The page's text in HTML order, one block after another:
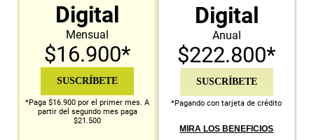
Digital
Mensual
$16.900*
SUSCRÍBETE
*Paga $16.900 por el primer mes. A
partir del segundo mes paga
$21.500
Digital
Anual
$222.800*
SUSCRÍBETE
*Pagando con tarjeta de crédito
MIRA LOS BENEFICIOS